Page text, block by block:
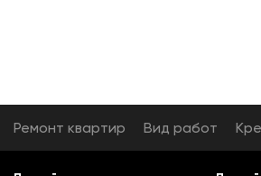
Ремонт квартир Вид работ